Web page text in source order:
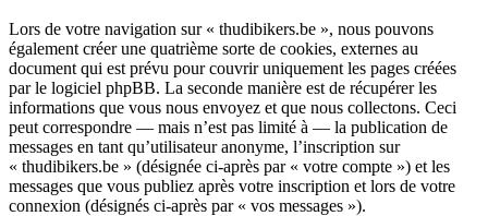
Lors de votre navigation sur « thudibikers.be », nous pouvons
également créer une quatrième sorte de cookies, externes au
document qui est prévu pour couvrir uniquement les pages créées
par le logiciel phpBB. La seconde manière est de récupérer les
informations que vous nous envoyez et que nous collectons. Ceci
peut correspondre — mais n’est pas limité à — la publication de
messages en tant qu’utilisateur anonyme, l’inscription sur
« thudibikers.be » (désignée ci-après par « votre compte ») et les
messages que vous publiez après votre inscription et lors de votre
connexion (désignés ci-après par « vos messages »).